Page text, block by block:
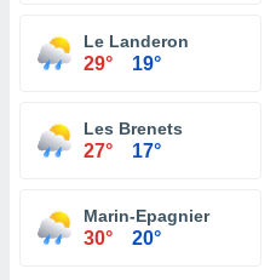
Le Landeron
29° 19°
Les Brenets
27° 17°
Marin-Epagnier
30° 20°